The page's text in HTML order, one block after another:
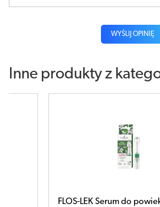
WYŚLIJ OPINIĘ
Inne produkty z
LEK Serum do powiek i pod oczy